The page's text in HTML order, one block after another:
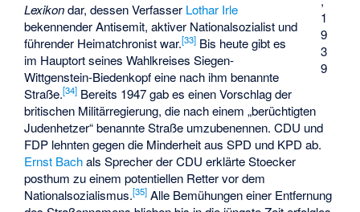
1
9
3
9
Lexikondar, dessen Verfasser Lothar Irle
bekennender Antisemit, aktiver Nationalsozialist und
führender Heimatchronist war.[33] Bis heute gibt es
im Hauptort seines Wahlkreises Siegen-
Wittgenstein-Biedenkopf eine nach ihm benannte
Straße.[34] Bereits 1947 gab es einen Vorschlag der
britischen Militärregierung, die nach einem „berüchtigten
Judenhetzer“ benannte Straße umzubenennen. CDU und
FDP lehnten gegen die Minderheit aus SPD und KPD ab.
Ernst Bachals Sprecher der CDU erklärte Stoecker
posthum zu einem potentiellen Retter vor dem
Nationalsozialismus.[35] Alle Bemühungen einer Entfernung